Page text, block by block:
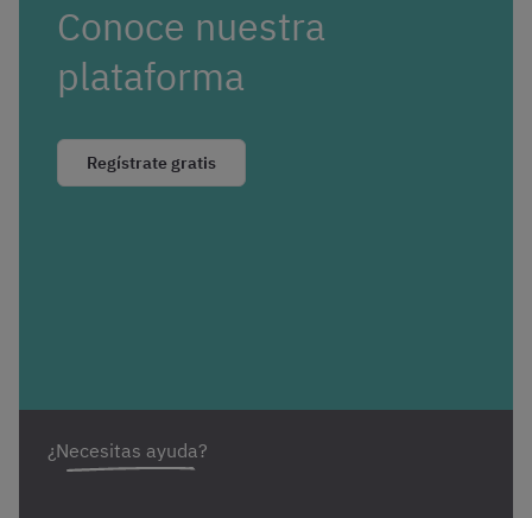
Conoce nuestra
plataforma
Regístrate gratis
¿Necesitas ayuda?